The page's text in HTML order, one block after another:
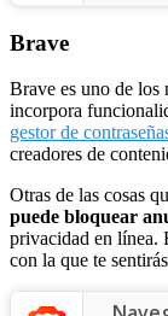
Brave
Brave es uno de los
incorpora
gestor de
creadores de
Otras de las cosas
puede bloquear
privacidad en línea.
con la que te